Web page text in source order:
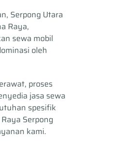
Serpong Utara
Raya,
sewa mobil
oleh
proses
jasa sewa
spesifik
Serpong
kami.